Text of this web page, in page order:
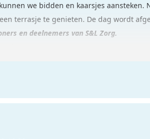
we bidden en kaarsjes
terrasje te genieten. De dag wordt
en deelnemers van S&L Zorg.